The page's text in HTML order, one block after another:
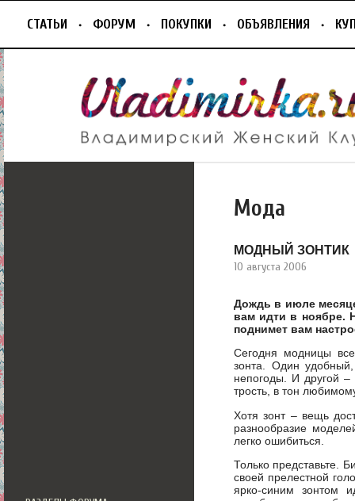
СТАТЬИ ФОРУМ ПОКУПКИ ОБЪЯВЛЕНИЯ
Мода
МОДНЫЙ ЗОНТИК
10 августа 2006
Дождь в июле
вам идти в ноябре.
поднимет вам
Сегодня модницы
зонта. Один
непогоды. И другой –
трость, в тон
Хотя зонт – вещь
разнообразие
легко ошибиться.
Только представьте.
своей прелестной
ярко-синим зонтом